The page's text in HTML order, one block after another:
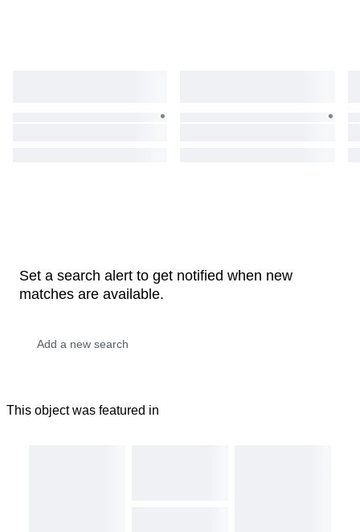
Set a search alert to get notified when new
matches are available.
This object was featured in